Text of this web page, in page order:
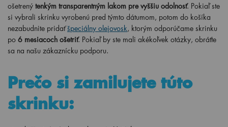
ošetrený tenkým transparentným lakom pre vyššiu odolnosť. Pokiaľ ste
si vybrali skrinku vyrobenú pred týmto dátumom, potom do košíka
nezabudnite pridať špeciálny olejovosk, ktorým odporúčame skrinku
po 6 mesiacoch ošetriť. Pokiaľ by ste mali akékoľvek otázky, obráťte
sa na našu zákaznícku podporu.
Prečo si zamilujete túto
skrinku: